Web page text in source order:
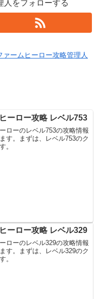
人をフォローする
ァームヒーロー攻略管理人
ーロー攻略 レベル753
ローのレベル753の攻略情報
す。まずは、レベル753のク
。
ーロー攻略 レベル329
ローのレベル329の攻略情報
す。まずは、レベル329のク
。